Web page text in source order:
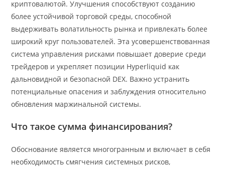
криптовалютой. Улучшения способствуют созданию
более устойчивой торговой среды, способной
выдерживать волатильность рынка и привлекать более
широкий круг пользователей. Эта усовершенствованная
система управления рисками повышает доверие среди
трейдеров и укрепляет позиции Hyperliquid как
дальновидной и безопасной DEX. Важно устранить
потенциальные опасения и заблуждения относительно
обновления маржинальной системы.
Что такое сумма финансирования?
Обоснование является многогранным и включает в себя
необходимость смягчения системных рисков,